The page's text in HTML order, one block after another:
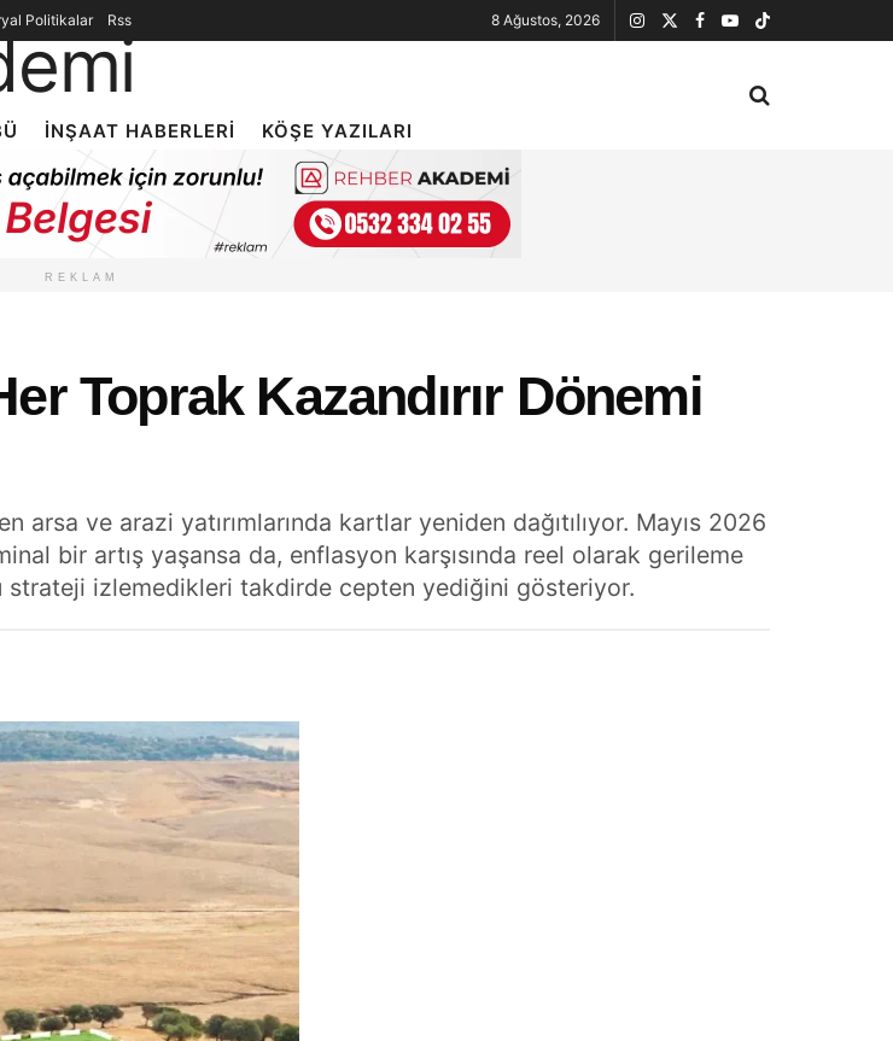
Politikalar Rss 8 Ağustos, 2026
İNŞAAT HABERLERI KÖŞE YAZILARI
REKLAM
Toprak Kazandırır Dönemi
arsa ve arazi yatırımlarında kartlar yeniden dağıtılıyor. Mayıs 2026
bir artış yaşansa da, enflasyon karşısında reel olarak gerileme
strateji izlemedikleri takdirde cepten yediğini gösteriyor.